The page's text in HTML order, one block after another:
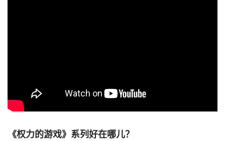
《权力的游戏》系列好在哪儿？